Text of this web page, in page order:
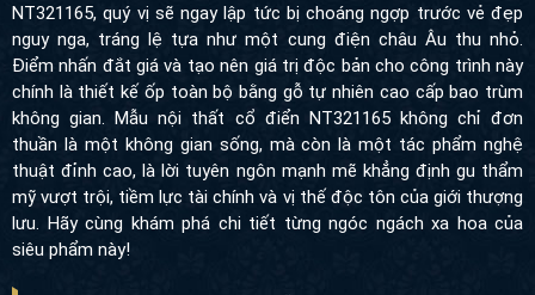
NT321165, quý vị sẽ ngay lập tức bị choáng ngợp trước vẻ đẹp
nguy nga, tráng lệ tựa như một cung điện châu Âu thu nhỏ. Điểm
nhấn đắt giá và tạo nên giá trị độc bản cho công trình này chính
là thiết kế ốp toàn bộ bằng gỗ tự nhiên cao cấp bao trùm không
gian. Mẫu nội thất cổ điển NT321165 không chỉ đơn thuần là một
không gian sống, mà còn là một tác phẩm nghệ thuật đỉnh cao,
là lời tuyên ngôn mạnh mẽ khẳng định gu thẩm mỹ vượt trội, tiềm
lực tài chính và vị thế độc tôn của giới thượng lưu. Hãy cùng
khám phá chi tiết từng ngóc ngách xa hoa của siêu phẩm này!